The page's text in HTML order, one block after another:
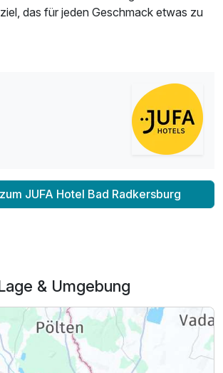
das für jeden Geschmack etwas zu
JUFA Hotel Bad Radkersburg
& Umgebung